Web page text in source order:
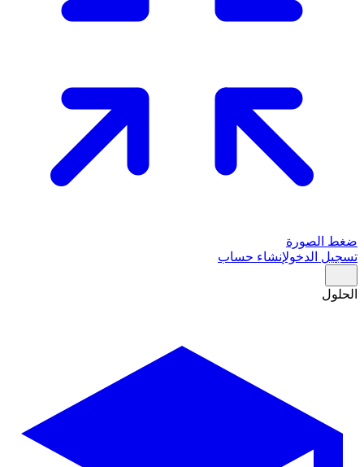
ضغط الصورة
تسجيل الدخولإنشاء حساب
الحلول